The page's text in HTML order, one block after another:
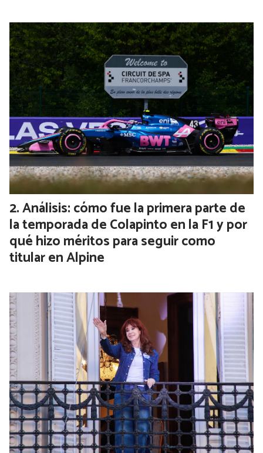
Análisis: cómo fue la primera parte de
la temporada de Colapinto en la F1 y por
qué hizo méritos para seguir como
titular en Alpine